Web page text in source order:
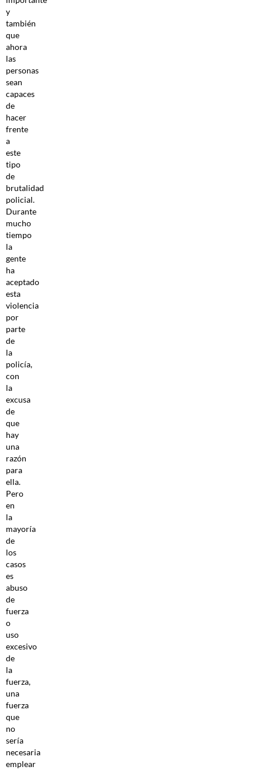
y
también
que
ahora
las
personas
sean
capaces
de
hacer
frente
a
este
tipo
de
brutalidad
policial.
Durante
mucho
tiempo
la
gente
ha
aceptado
esta
violencia
por
parte
de
la
policía,
con
la
excusa
de
que
hay
una
razón
para
ella.
Pero
en
la
mayoría
de
los
casos
es
abuso
de
fuerza
o
uso
excesivo
de
la
fuerza,
una
fuerza
que
no
sería
necesaria
emplear